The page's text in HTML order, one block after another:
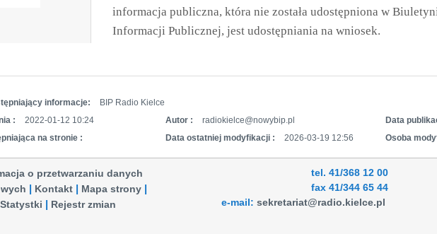
informacja publiczna, która nie została udostępniona w
Informacji Publicznej, jest udostępniania na wniosek.
informacje:
BIP Radio Kielce
:
2022-01-12 10:24 Autor : radiokielce@nowybip.pl
Data
na stronie :
Data ostatniej modyfikacji : 2026-03-19 12:56 Osoba
o przetwarzaniu danych
Kontakt
Mapa strony
Statystki
Rejestr zmian
tel. 41/368 12 00
fax 41/344 65 44
e-mail:sekretariat@radio.kielce.pl